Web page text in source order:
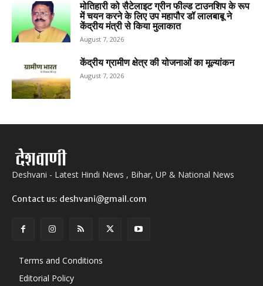
मोतिहारी को सैटेलाइट ग्रीन फील्ड टाउनशिप के रूप
में चयन करने के लिए उप महापौर डॉ लालबाबू ने
केंद्रीय मंत्री से किया मुलाकात
August 7, 2026
केंद्रीय ग्रामीण क्षेत्र की योजनाओं का मूल्यांकन
August 7, 2026
Deshvani - Latest Hindi News , Bihar, UP & National News
Contact us: deshvani@gmail.com
Terms and Conditions
Editorial Policy